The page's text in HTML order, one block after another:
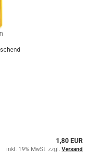
1,80 EUR
inkl. 19% MwSt. zzgl. Versand